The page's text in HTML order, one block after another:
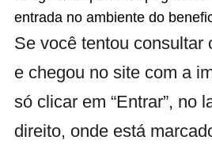
entrada no ambiente do
Se você tentou consultar
e chegou no site com a
só clicar em “Entrar”, no
direito, onde está